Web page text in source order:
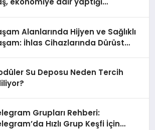
Alanlarında Hijyen ve Sağlıklı
İhlas Cihazlarında Dürüst
Su Deposu Neden Tercih
Grupları Rehberi:
Hızlı Grup Keşfi İçin